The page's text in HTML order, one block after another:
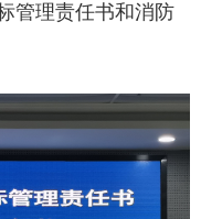
管理责任书和消防